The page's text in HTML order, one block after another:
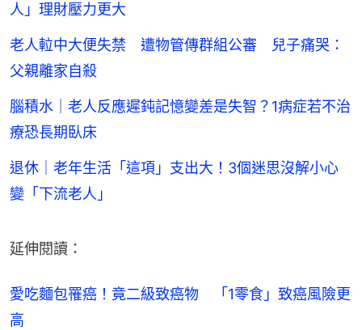
人」理財壓力更大
老人𨋢中大便失禁 遭物管傳群組公審 兒子痛哭：
父親離家自殺
腦積水｜老人反應遲鈍記憶變差是失智？1病症若不治
療恐長期臥床
退休｜老年生活「這項」支出大！3個迷思沒解小心
變「下流老人」
延伸閱讀：
愛吃麵包罹癌！竟二級致癌物　「1零食」致癌風險更
高